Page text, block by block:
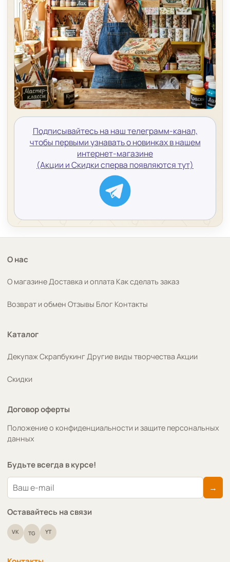
Подписывайтесь на наш телеграмм-канал,
чтобы первыми узнавать о новинках в нашем
интернет-магазине
(Акции и Скидки сперва появляются тут)
О нас
О магазине Доставка и оплата Как сделать заказ
Возврат и обмен Отзывы Блог Контакты
Каталог
ДекупажСкрапбукинг Другие виды творчества Акции
Скидки
Договор оферты
Положение о конфиденциальности и защите персональных
данных
Будьте всегда в курсе!
→
Оставайтесь на связи
VK TG YT